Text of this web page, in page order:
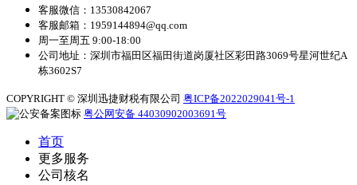
客服微信：13530842067
客服邮箱：1959144894@qq.com
周一至周五 9:00-18:00
公司地址：深圳市福田区福田街道岗厦社区彩田路3069号星河世纪A
栋3602S7
COPYRIGHT © 深圳迅捷财税有限公司 粤ICP备2022029041号-1
粤公网安备 44030902003691号
首页
更多服务
公司核名